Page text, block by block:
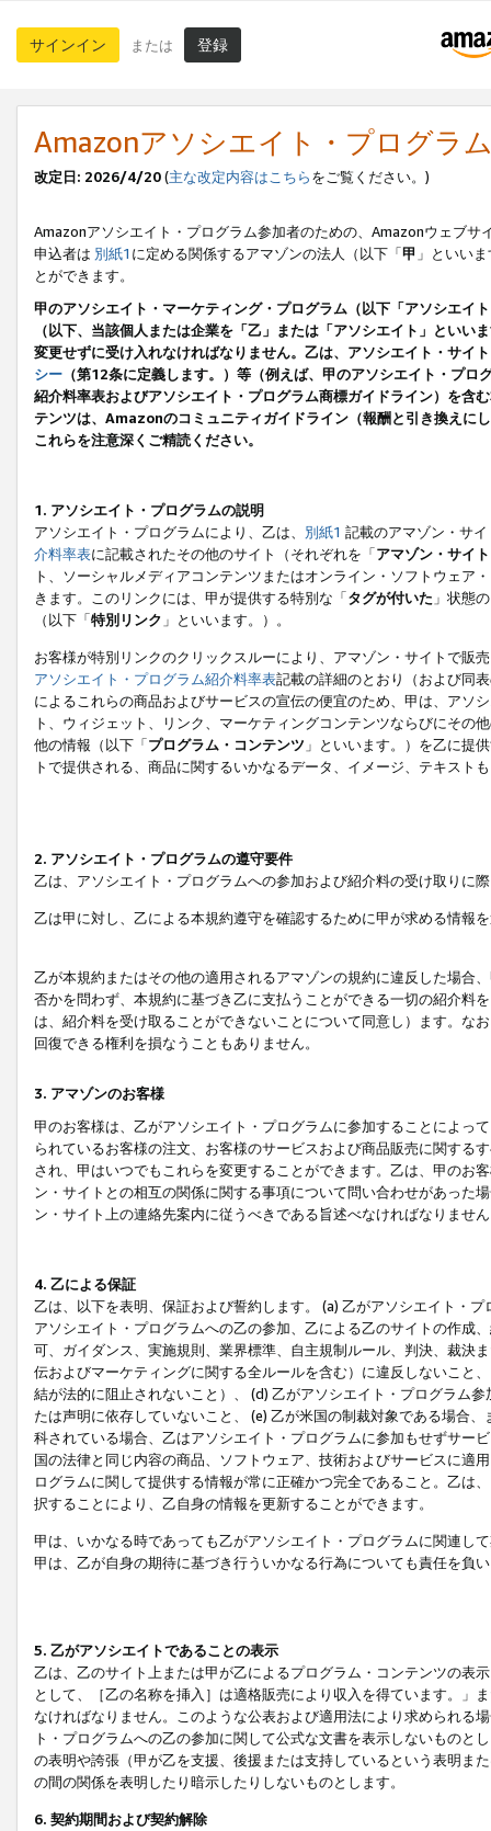
サインイン または 登録
Amazonアソシエイト・プログラ
改定日: 2026/4/20(主な改定内容はこちらをご覧ください。)
Amazonアソシエイト・プログラム参加者のための、Amazonウェブサ
申込者は 別紙1 に定める関係するアマゾンの法人（以下「甲 」といい
とができます。
甲のアソシエイト・マーケティング・プログラム（以下「アソシエイ
（以下、当該個人または企業を「乙」または「アソシエイト」とい
変更せずに受け入れなければなりません。乙は、アソシエイト・サイ
シー （第12条に定義します。）等（例えば、甲のアソシエイト・プ
紹介料率表およびアソシエイト・プログラム商標ガイドライン）を
テンツは、Amazonのコミュニティガイドライン（報酬と引き換えに
これらを注意深くご精読ください。
1. アソシエイト・プログラムの説明
アソシエイト・プログラムにより、乙は、 別紙1 記載のアマゾン・サ
介料率表に記載されたその他のサイト（それぞれを「アマゾン・サイト
ト、ソーシャルメディアコンテンツまたはオンライン・ソフトウェア
きます。このリンクには、甲が提供する特別な「タグが付いた 」状態
（以下「特別リンク 」といいます。）。
お客様が特別リンクのクリックスルーにより、アマゾン・サイトで販
アソシエイト・プログラム紹介料率表記載の詳細のとおり（および同
によるこれらの商品およびサービスの宣伝の便宜のため、甲は、アソ
ト、ウィジェット、リンク、マーケティングコンテンツならびにその
他の情報（以下「プログラム・コンテンツ 」といいます。）を乙に提
トで提供される、商品に関するいかなるデータ、イメージ、テキス
2. アソシエイト・プログラムの遵守要件
乙は、アソシエイト・プログラムへの参加および紹介料の受け取りに
乙は甲に対し、乙による本規約遵守を確認するために甲が求める情報
乙が本規約またはその他の適用されるアマゾンの規約に違反した場合
否かを問わず、本規約に基づき乙に支払うことができる一切の紹介料
は、紹介料を受け取ることができないことについて同意し）ます。な
回復できる権利を損なうこともありません。
3. アマゾンのお客様
甲のお客様は、乙がアソシエイト・プログラムに参加することによっ
られているお客様の注文、お客様のサービスおよび商品販売に関する
され、甲はいつでもこれらを変更することができます。乙は、甲のお
ン・サイトとの相互の関係に関する事項について問い合わせがあった
ン・サイト上の連絡先案内に従うべきである旨述べなければなりませ
4. 乙による保証
乙は、以下を表明、保証および誓約します。 (a) 乙がアソシエイト・
アソシエイト・プログラムへの乙の参加、乙による乙のサイトの作成
可、ガイダンス、実施規則、業界標準、自主規制ルール、判決、裁決
伝およびマーケティングに関する全ルールを含む）に違反しないこと
結が法的に阻止されないこと）、 (d) 乙がアソシエイト・プログラム
たは声明に依存していないこと、 (e) 乙が米国の制裁対象である場合
科されている場合、乙はアソシエイト・プログラムに参加もせずサー
国の法律と同じ内容の商品、ソフトウェア、技術およびサービスに適
ログラムに関して提供する情報が常に正確かつ完全であること。乙は
択することにより、乙自身の情報を更新することができます。
甲は、いかなる時であっても乙がアソシエイト・プログラムに関連し
甲は、乙が自身の期待に基づき行ういかなる行為についても責任を負
5. 乙がアソシエイトであることの表示
乙は、乙のサイト上または甲が乙によるプログラム・コンテンツの表
として、［乙の名称を挿入］は適格販売により収入を得ています。」
なければなりません。このような公表および適用法により求められる
ト・プログラムへの乙の参加に関して公式な文書を表示しないもの
の表明や誇張（甲が乙を支援、後援または支持しているという表明ま
の間の関係を表明したり暗示したりしないものとします。
6. 契約期間および契約解除